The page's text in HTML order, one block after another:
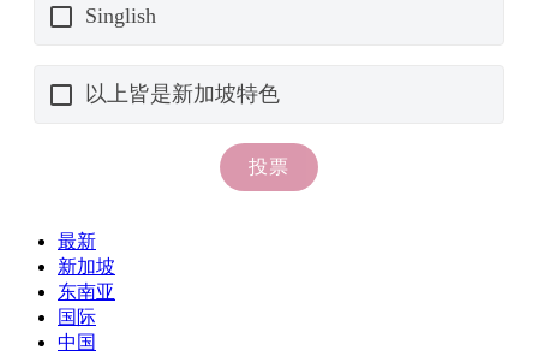
最新
新加坡
东南亚
国际
中国